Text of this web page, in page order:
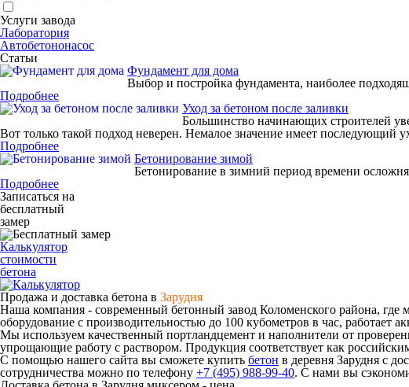
Услуги завода
Лаборатория
Автобетононасос
Статьи
Фундамент для дома
Выбор и постройка фундамента, наиболее
Подробнее
Уход за бетоном после заливки
Большинство начинающих строителей
Вот только такой подход неверен. Немалое значение имеет последующий
Подробнее
Бетонирование зимой
Бетонирование в зимний период времени
Подробнее
Записаться на
бесплатный
замер
Калькулятор
стоимости
бетона
Продажа и доставка бетона в Зарудня
Наша компания - современный бетонный завод Коломенского района, где
оборудование с производительностью до 100 кубометров в час, работает
Мы используем качественный портландцемент и наполнители от
упрощающие работу с раствором. Продукция соответствует как
С помощью нашего сайта вы сможете купить бетон в деревня Зарудня с
сотрудничества можно по телефону +7 (495) 988-99-40. С нами вы